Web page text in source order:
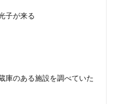
子が来る
庫のある施設を調べていた